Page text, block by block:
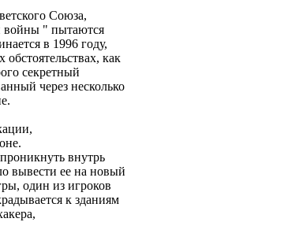
Союза,
войны " пытаются
в 1996 году,
как
секретный
через несколько
внутрь
вывести ее на новый
один из игроков
к зданиям